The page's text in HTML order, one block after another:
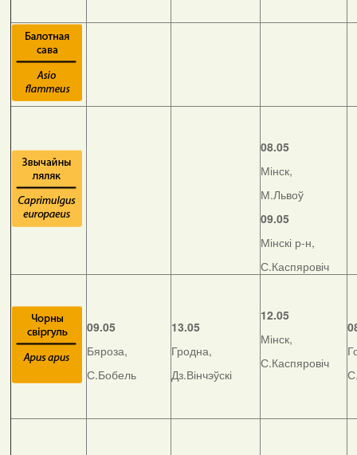
08.05
Мінск,
М.Львоў
09.05
Мінскі р-н,
С.Каспяровіч
09.05
Бяроза,
С.Бобель
13.05
Гродна,
Дз.Вінчэўскі
12.05
Мінск,
С.Каспяровіч